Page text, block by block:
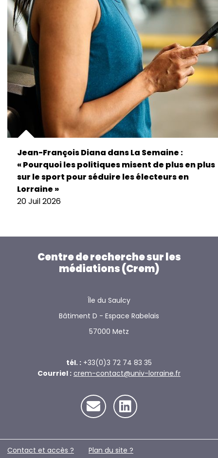
Jean-François Diana dans La Semaine :
« Pourquoi les politiques misent de plus en plus
sur le sport pour séduire les électeurs en
Lorraine »
20 Juil 2026
Centre de recherche sur les
médiations (Crem)
Île du Saulcy
Bâtiment D - Espace Rabelais
57000 Metz
tél. : +33(0)3 72 74 83 35
Courriel : crem-contact@univ-lorraine.fr
Contact et accès ? Plan du site ?️